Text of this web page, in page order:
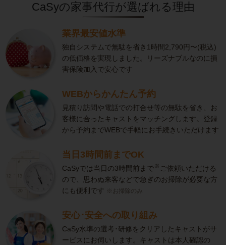
CaSyの家事代行が選ばれる理由
業界最安値水準
独自システムで無駄を省き1時間2,790円〜(税込)
の低価格を実現しました。リーズナブルなのに損
害保険加入で安心です
WEBからかんたん予約
見積り訪問や電話での打合せ等の無駄を省き、お
客様に合ったキャストをマッチングします。登録
から予約までWEBで手軽にお手続きいただけます
当日3時間前までOK
CaSyでは当日の3時間前まで※ ご依頼いただける
ので、思わぬ来客などで急ぎのお掃除が必要な方
にも便利です ※お掃除のみ
安心･安全への取り組み
CaSy水準の選考･研修をクリアしたキャストがサ
ービスにお伺いします。キャストは本人確認の